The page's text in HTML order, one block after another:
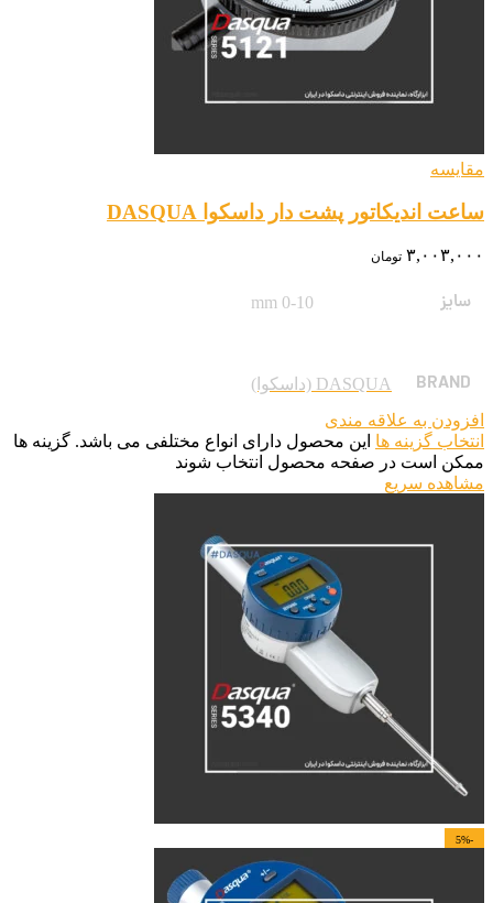
مقایسه
ساعت اندیکاتور پشت دار داسکوا DASQUA
۳,۰۰۳,۰۰۰ تومان
سایز 0-10 mm
BRAND
DASQUA (داسکوا)
افزودن به علاقه مندی
انتخاب گزینه ها این محصول دارای انواع مختلفی می باشد. گزینه ها
ممکن است در صفحه محصول انتخاب شوند
مشاهده سریع
-5%